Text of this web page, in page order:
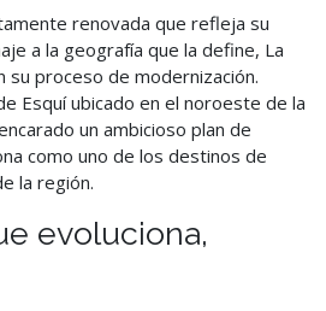
renovada que refleja su
a la geografía que la define, La
su proceso de modernización.
Esquí ubicado en el noroeste de la
un ambicioso plan de
como uno de los destinos de
la región.
evoluciona,